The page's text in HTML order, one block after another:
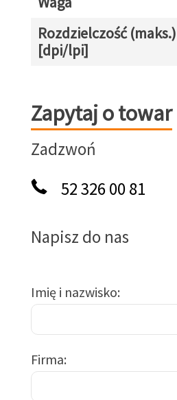
Rozdzielczość (maks.)
[dpi/lpi]
Zapytaj o towar
Zapytaj o towar
Zadzwoń
52 326 00 81
Napisz do nas
Imię i nazwisko
Firma